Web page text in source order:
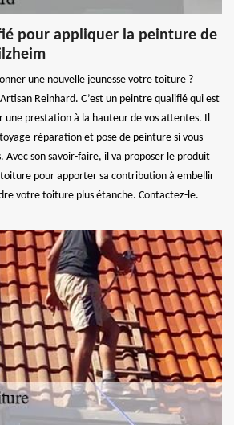
pour appliquer la peinture de
une nouvelle jeunesse votre toiture ?
Reinhard. C’est un peintre qualifié qui est
une prestation à la hauteur de vos attentes. Il
réparation et pose de peinture si vous
Avec son savoir-faire, il va proposer le produit
toiture pour apporter sa contribution à embellir
votre toiture plus étanche. Contactez-le.